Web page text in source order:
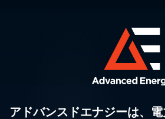
アドバンスドエナジーは、